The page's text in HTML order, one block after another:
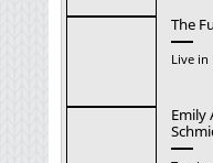
The
Live in
Emily